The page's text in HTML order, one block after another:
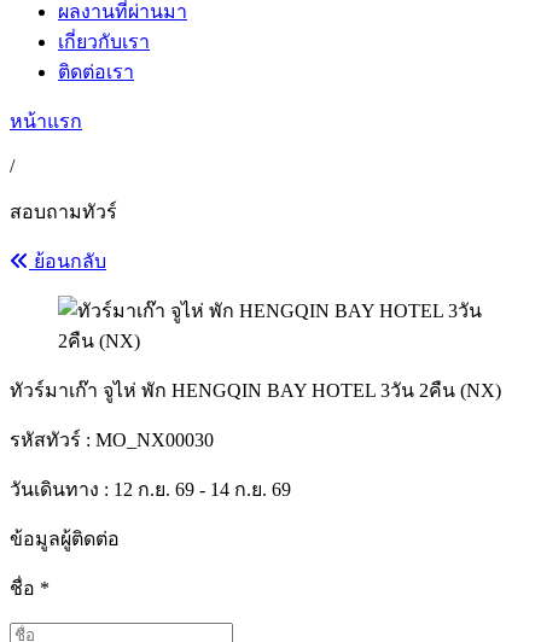
ผลงานที่ผ่านมา
เกี่ยวกับเรา
ติดต่อเรา
หน้าแรก
/
สอบถามทัวร์
ย้อนกลับ
ทัวร์มาเก๊า จูไห่ พัก HENGQIN BAY HOTEL 3วัน 2คืน (NX)
รหัสทัวร์ : MO_NX00030
วันเดินทาง : 12 ก.ย. 69 - 14 ก.ย. 69
ข้อมูลผู้ติดต่อ
ชื่อ *